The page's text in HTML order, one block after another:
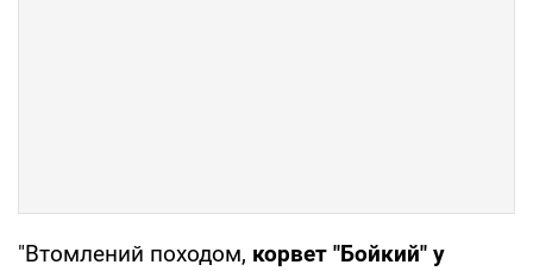
"Втомлений походом, корвет "Бойкий" у